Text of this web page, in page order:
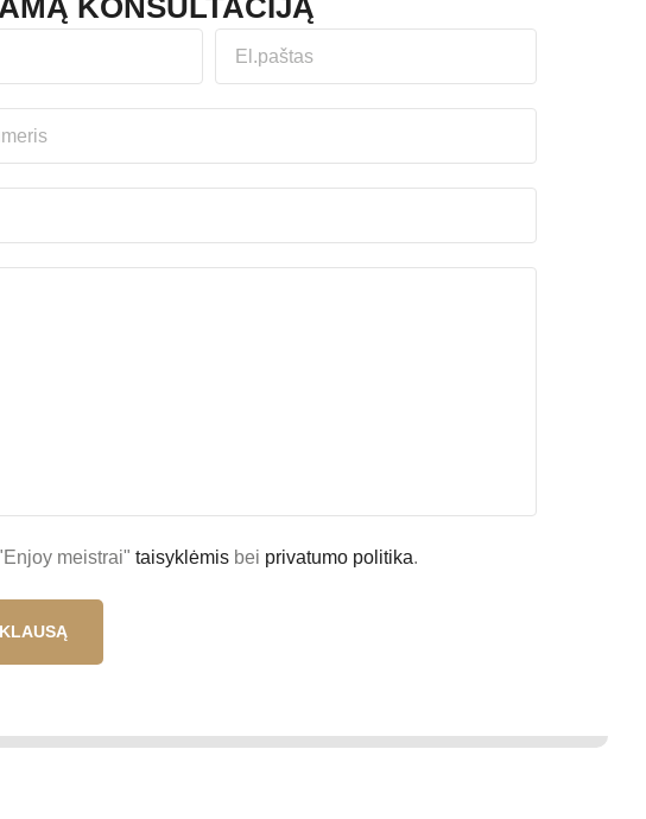
KONSULTACIJĄ
meistrai" taisyklėmisbei privatumo politika.